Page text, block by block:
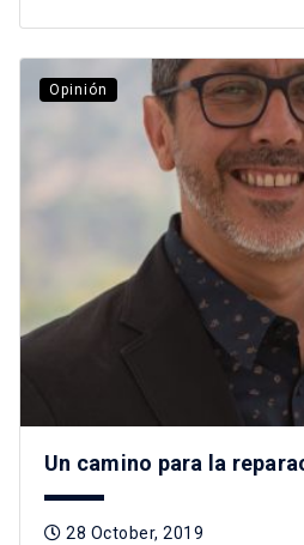
Opinión
Un camino para la
28 October, 2019